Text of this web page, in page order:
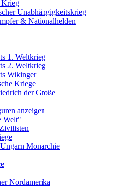
Krieg
Unabhängigkeitskrieg
& Nationalhelden
1. Weltkrieg
2. Weltkrieg
Wikinger
Kriege
der Große
anzeigen
Welt"
Monarchie
Nordamerika